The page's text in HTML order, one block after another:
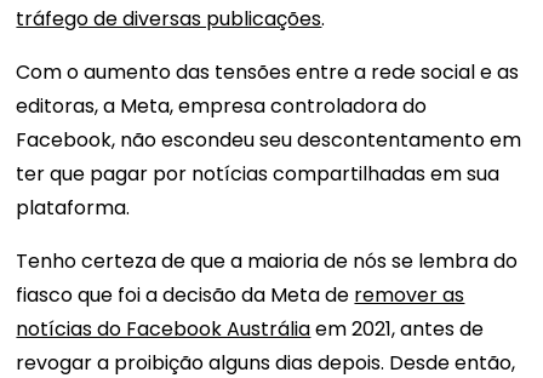
tráfego de diversas publicações.
Com o aumento das tensões entre a rede social e as
editoras, a Meta, empresa controladora do
Facebook, não escondeu seu descontentamento em
ter que pagar por notícias compartilhadas em sua
plataforma.
Tenho certeza de que a maioria de nós se lembra do
fiasco que foi a decisão da Meta de remover as
notícias do Facebook Austráliaem 2021, antes de
revogar a proibição alguns dias depois. Desde então,